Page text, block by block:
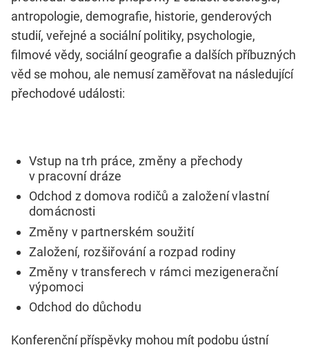
antropologie, demografie, historie, genderových
studií, veřejné a sociální politiky, psychologie,
filmové vědy, sociální geografie a dalších příbuzných
věd se mohou, ale nemusí zaměřovat na následující
přechodové události:
Vstup na trh práce, změny a přechody
v pracovní dráze
Odchod z domova rodičů a založení vlastní
domácnosti
Změny v partnerském soužití
Založení, rozšiřování a rozpad rodiny
Změny v transferech v rámci mezigenerační
výpomoci
Odchod do důchodu
Konferenční příspěvky mohou mít podobu ústní